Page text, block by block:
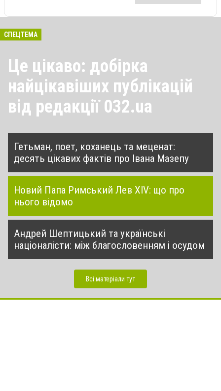
СПЕЦТЕМА
Це цікаво: добірка
найцікавіших публікацій
від редакції 032.ua
Гетьман, поет, коханець та меценат:
десять цікавих фактів про Івана Мазепу
Новий Папа Римський Лев XIV: що про
нього відомо
Андрей Шептицький та українські
націоналісти: між благословенням і осудом
Всі матеріали тут